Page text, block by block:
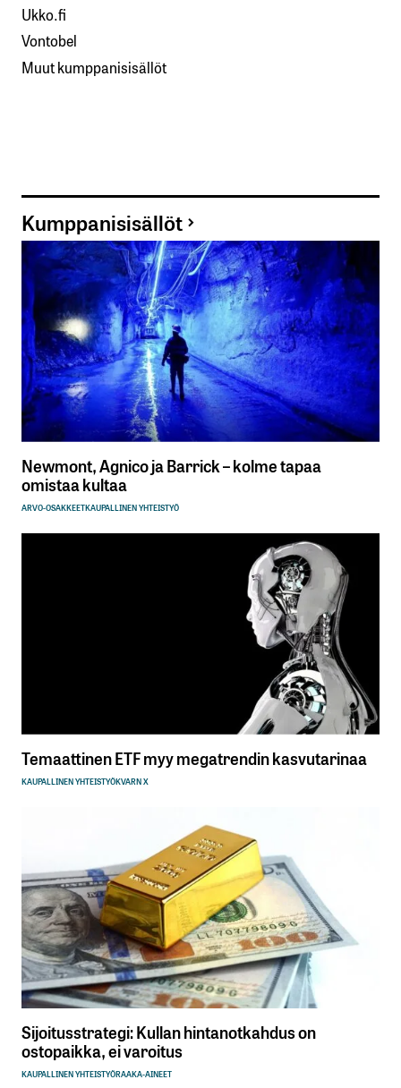
Ukko.fi
Vontobel
Muut kumppanisisällöt
Kumppanisisällöt
Newmont, Agnico ja Barrick – kolme tapaa
omistaa kultaa
ARVO-OSAKKEETKAUPALLINEN YHTEISTYÖ
Temaattinen ETF myy megatrendin kasvutarinaa
KAUPALLINEN YHTEISTYÖKVARN X
Sijoitusstrategi: Kullan hintanotkahdus on
ostopaikka, ei varoitus
KAUPALLINEN YHTEISTYÖRAAKA-AINEET